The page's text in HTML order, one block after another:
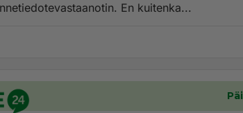
kattavat liikennetiedotevastaanotin. En kuitenka...